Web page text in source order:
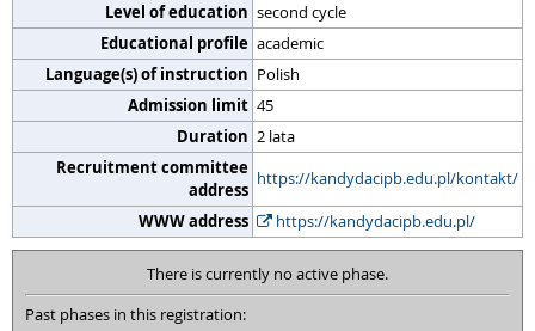
Level of education second cycle
Educational profile academic
Language(s) of instruction Polish
Admission limit 45
Duration 2 lata
Recruitment committee
address
https://kandydacipb.edu.pl/kontakt/
WWW address
https://kandydacipb.edu.pl/
There is currently no active phase.
Past phases in this registration: